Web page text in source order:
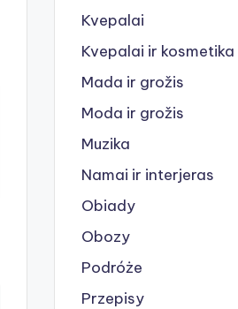
Kvepalai
Kvepalai ir kosmetika
Mada ir grožis
Moda ir grožis
Muzika
Namai ir interjeras
Obiady
Obozy
Podróże
Przepisy